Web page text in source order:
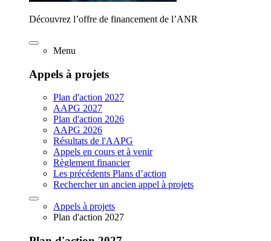
Découvrez l’offre de financement de l’ANR
Menu
Appels à projets
Plan d'action 2027
AAPG 2027
Plan d'action 2026
AAPG 2026
Résultats de l'AAPG
Appels en cours et à venir
Règlement financier
Les précédents Plans d’action
Rechercher un ancien appel à projets
Appels à projets
Plan d'action 2027